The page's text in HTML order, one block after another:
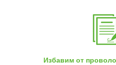
Избавим от